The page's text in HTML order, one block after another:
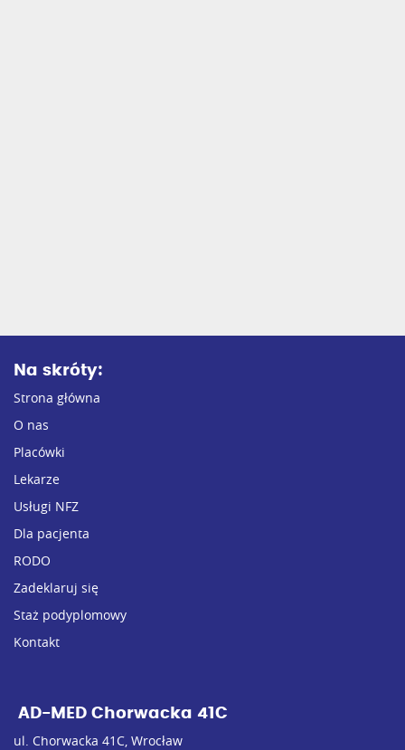
Na skróty:
Strona główna
O nas
Placówki
Lekarze
Usługi NFZ
Dla pacjenta
RODO
Zadeklaruj się
Staż podyplomowy
Kontakt
AD-MED Chorwacka 41C
ul. Chorwacka 41C, Wrocław